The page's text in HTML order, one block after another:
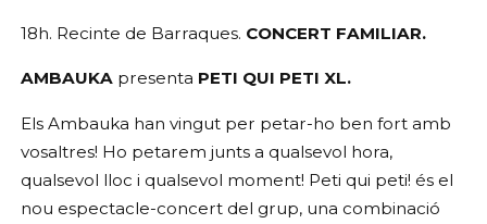
18h. Recinte de Barraques. CONCERT FAMILIAR.
AMBAUKA presenta PETI QUI PETI XL.
Els Ambauka han vingut per petar-ho ben fort amb
vosaltres! Ho petarem junts a qualsevol hora,
qualsevol lloc i qualsevol moment! Peti qui peti! és el
nou espectacle-concert del grup, una combinació